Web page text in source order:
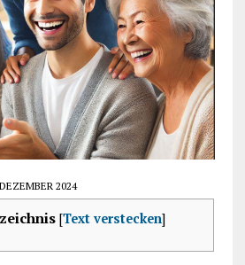
2024
[Text verstecken]